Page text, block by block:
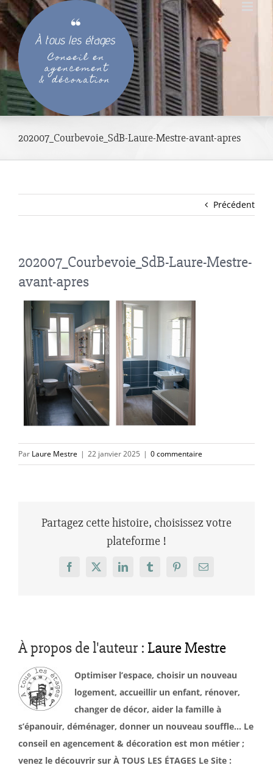
Passer
au
contenu
202007_Courbevoie_SdB-Laure-Mestre-avant-apres
Précédent
202007_Courbevoie_SdB-Laure-Mestre-
avant-apres
Par Laure Mestre | 22 janvier 2025 | 0 commentaire
Partagez cette histoire, choisissez votre
plateforme !
Facebook
X LinkedInTumblrPinterestEmail
À propos de l'auteur : Laure Mestre
Optimiser l’espace, choisir un nouveau
logement, accueillir un enfant, rénover,
changer de décor, aider la famille à
s’épanouir, déménager, donner un nouveau souffle… Le
conseil en agencement & décoration est mon métier ;
venez le découvrir sur À TOUS LES ÉTAGES Le Site :